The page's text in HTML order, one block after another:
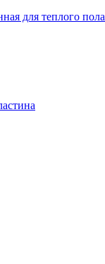
для теплого пола